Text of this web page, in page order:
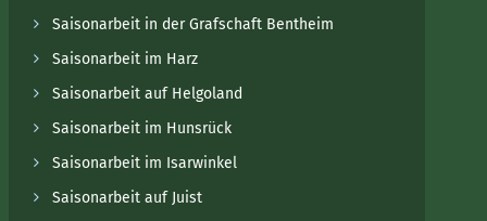
Saisonarbeit in der Grafschaft Bentheim
Saisonarbeit im Harz
Saisonarbeit auf Helgoland
Saisonarbeit im Hunsrück
Saisonarbeit im Isarwinkel
Saisonarbeit auf Juist